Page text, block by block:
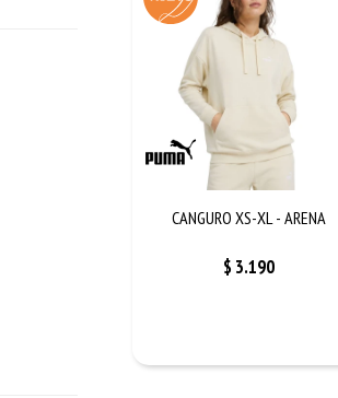
CANGURO XS-XL - ARENA
$ 3.190